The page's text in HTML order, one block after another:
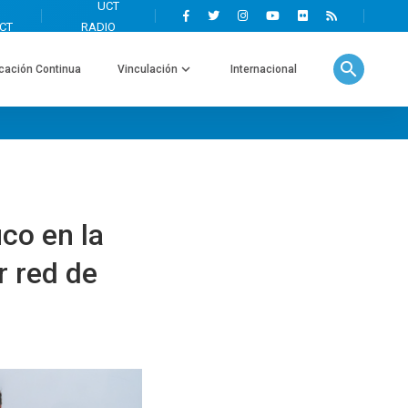
Continua Vinculación Internacional search
en la
red de